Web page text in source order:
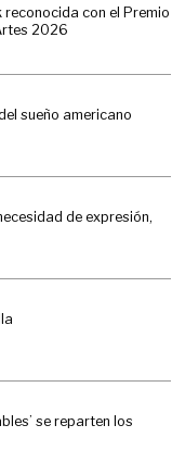
con el Premio
2026
sueño americano
de expresión,
se reparten los